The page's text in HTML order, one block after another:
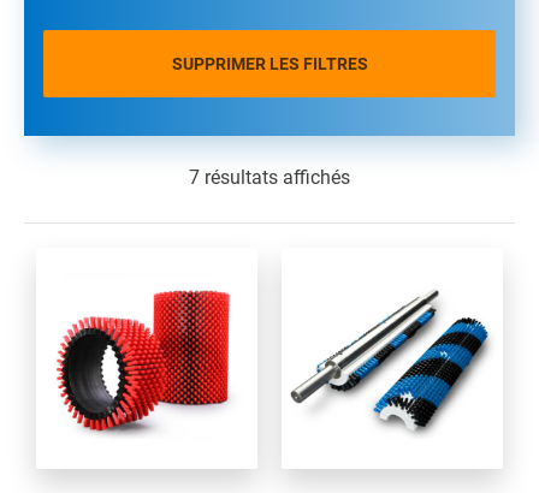
SUPPRIMER LES FILTRES
7 résultats affichés